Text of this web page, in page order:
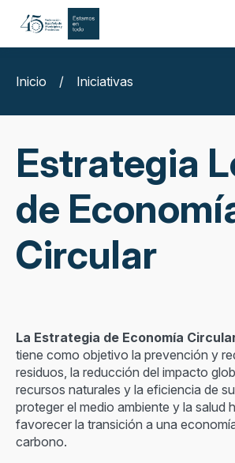
Inicio
/ Iniciativas
Estrategia
de
Circular
La Estrategia de Economía
tiene como objetivo la prevención y
residuos, la reducción del impacto
recursos naturales y la eficiencia de
proteger el medio ambiente y la salud
favorecer la transición a una
carbono.